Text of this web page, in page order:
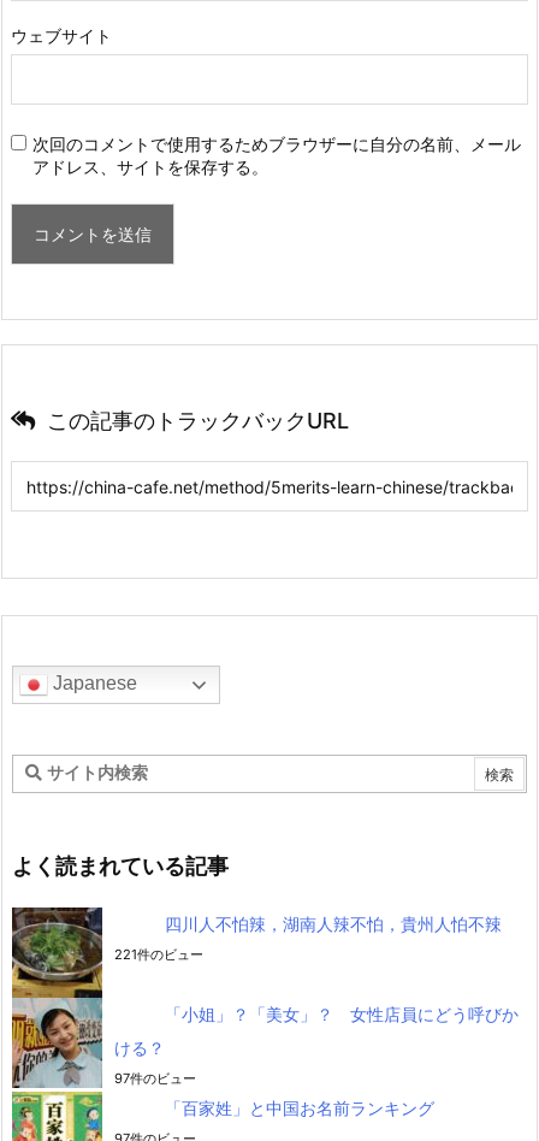
ウェブサイト
次回のコメントで使用するためブラウザーに自分の名前、メール
アドレス、サイトを保存する。
この記事のトラックバックURL
Japanese
よく読まれている記事
四川人不怕辣，湖南人辣不怕，貴州人怕不辣
221件のビュー
「小姐」？「美女」？ 女性店員にどう呼びか
ける？
97件のビュー
「百家姓」と中国お名前ランキング